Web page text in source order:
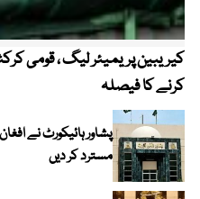
کرنے کا فیصلہ
پشاور ہائیکورٹ نے
مسترد کر دیں